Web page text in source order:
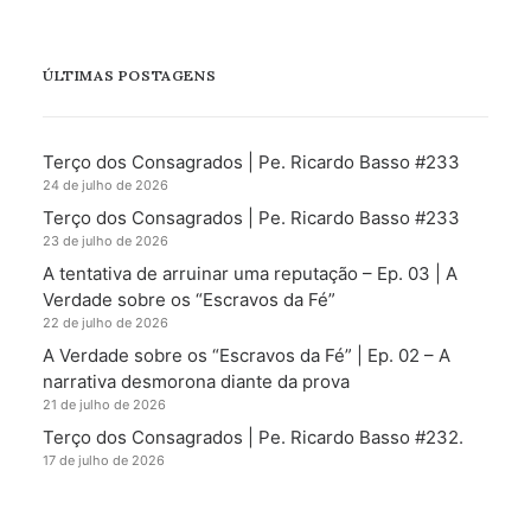
ÚLTIMAS POSTAGENS
Terço dos Consagrados | Pe. Ricardo Basso #233
24 de julho de 2026
Terço dos Consagrados | Pe. Ricardo Basso #233
23 de julho de 2026
A tentativa de arruinar uma reputação – Ep. 03 | A
Verdade sobre os “Escravos da Fé”
22 de julho de 2026
A Verdade sobre os “Escravos da Fé” | Ep. 02 – A
narrativa desmorona diante da prova
21 de julho de 2026
Terço dos Consagrados | Pe. Ricardo Basso #232.
17 de julho de 2026